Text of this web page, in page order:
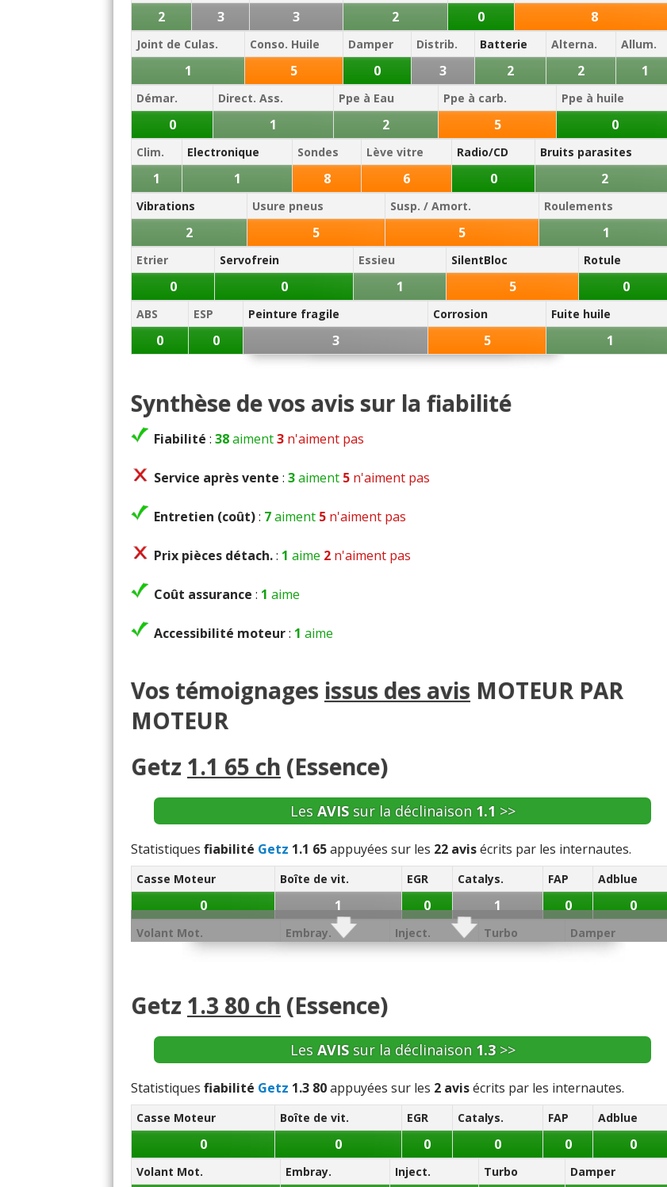
2 3 3 2 0 8
Joint de Culas. Conso. Huile Damper Distrib. Batterie Alterna. Allum.
1 5 0 3 2 2 1
Démar. Direct. Ass. Ppe à Eau Ppe à carb. Ppe à huile
0 1 2 5 0
Clim. Electronique Sondes Lève vitre Radio/CD Bruits parasites
1 1 8 6 0 2
Vibrations Usure pneus Susp. / Amort. Roulements
2 5 5 1
Etrier Servofrein Essieu SilentBloc Rotule
0 0 1 5 0
ABS ESP Peinture fragile Corrosion Fuite huile
0 0 3 5 1
Synthèse de vos avis sur la fiabilité
Fiabilité : 38aiment3 n'aiment pas
Service après vente : 3aiment 5 n'aiment pas
Entretien (coût): 7aiment 5 n'aiment pas
Prix pièces détach.: 1 aime 2 n'aiment pas
Coût assurance : 1 aime
Accessibilité moteur: 1 aime
Vos témoignages issus des avis MOTEUR PAR
MOTEUR
Getz 1.1 65 ch (Essence)
Les AVISsur la déclinaison 1.1 >>
Statistiques fiabilité Getz 1.1 65appuyées sur les 22 avisécrits par les internautes.
Casse Moteur Boîte de vit. EGR Catalys. FAP Adblue
0 1 0 1 0 0
Volant Mot. Embray. Inject. Turbo Damper
1 1 4
Démar. Echang. / refroid. Ppe à Eau Ppe à huile Sonde / capteur Débitm.
0 1 0 0 4 0
Segment. AAC Dephaseur Soupapes Bielle Collecteur
0 0 1
Vos témoignages :
Getz 1.3 80 ch (Essence)
Les AVISsur la déclinaison 1.3>>
Statistiques fiabilité Getz 1.3 80appuyées sur les 2 avisécrits par les internautes.
Casse Moteur Boîte de vit. EGR Catalys. FAP Adblue
0 0 0 0 0 0
Volant Mot. Embray. Inject. Turbo Damper